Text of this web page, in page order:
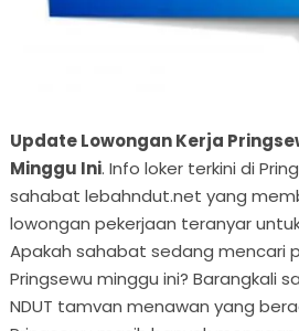
Update Lowongan Kerja
Minggu Ini. Info loker terkini di
sahabat lebahndut.net yang
lowongan pekerjaan teranyar untuk
Apakah sahabat sedang mencari
Pringsewu minggu ini? Barangkali
NDUT tamvan menawan yang